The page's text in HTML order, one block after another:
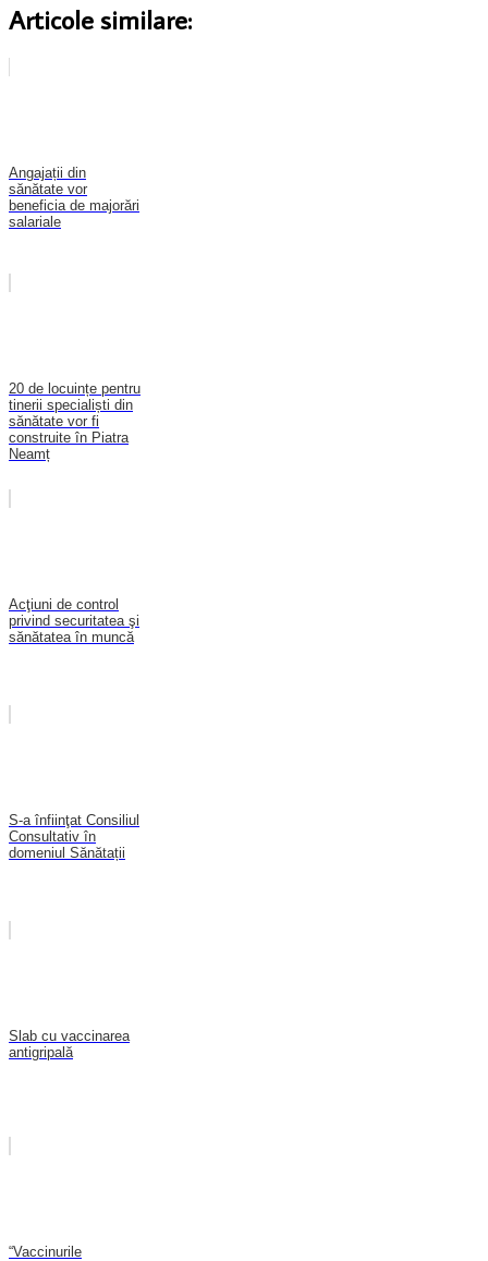
Articole similare:
Angajații din
sănătate vor
beneficia de majorări
salariale
20 de locuințe pentru
tinerii specialiști din
sănătate vor fi
construite în Piatra
Neamț
Acţiuni de control
privind securitatea şi
sănătatea în muncă
S-a înfiinţat Consiliul
Consultativ în
domeniul Sănătații
Slab cu vaccinarea
antigripală
“Vaccinurile